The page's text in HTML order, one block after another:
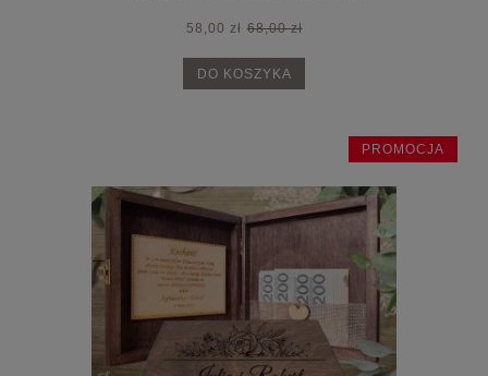
58,00 zł 68,00 zł
DO KOSZYKA
PROMOCJA